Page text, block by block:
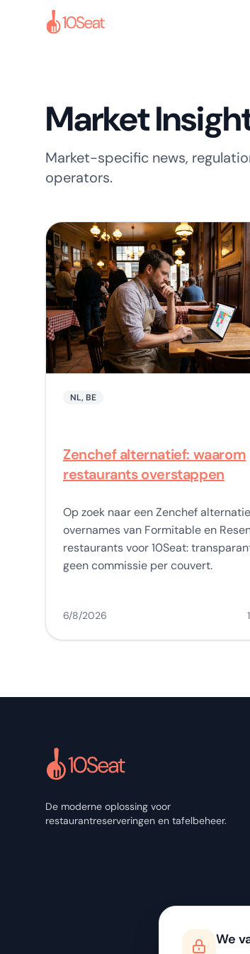
Market
Market-specific news,
operators.
NL, BE
Zenchef alternatief: waarom
restaurants overstappen
Op zoek naar een Zenchef
overnames van Formitable en
restaurants voor 10Seat:
geen commissie per couvert.
6/8/2026
De moderne oplossing voor
restaurantreserveringen en tafelbeheer.
We